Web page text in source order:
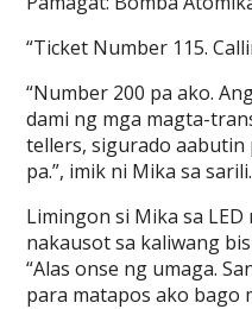
“Ticket Number 115.
“Number 200 pa ako.
dami ng mga magta-
tellers, sigurado aabutin
pa.”, imik ni Mika sa sarili.
Limingon si Mika sa
nakausot sa kaliwang
“Alas onse ng umaga.
para matapos ako bago